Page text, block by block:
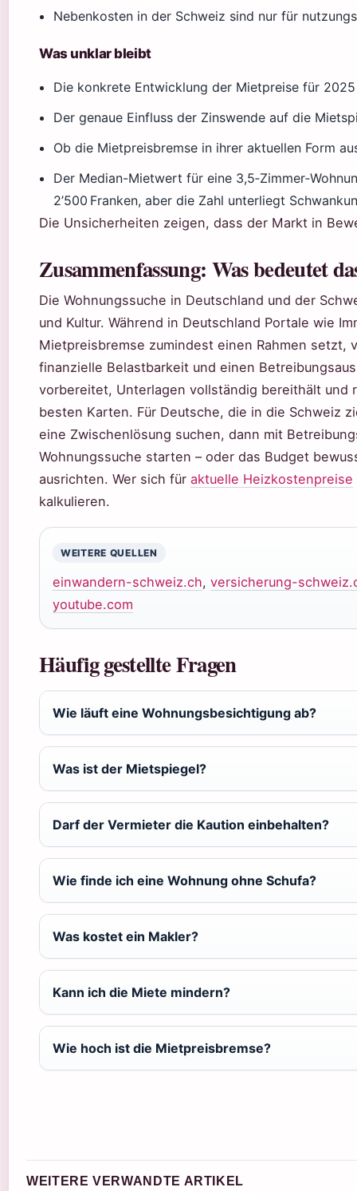
Nebenkosten in der Schweiz sind nur für
Was unklar bleibt
Die konkrete Entwicklung der Mietpreise für
Der genaue Einfluss der Zinswende auf die
Ob die Mietpreisbremse in ihrer aktuellen Form
Der Median-Mietwert für eine
2’500 Franken, aber die Zahl unterliegt
Die Unsicherheiten zeigen, dass der Markt in
Zusammenfassung: Was bedeutet
Die Wohnungssuche in Deutschland und der
und Kultur. Während in Deutschland Portale wie
Mietpreisbremse zumindest einen Rahmen setzt,
finanzielle Belastbarkeit und einen
vorbereitet, Unterlagen vollständig bereithält und
besten Karten. Für Deutsche, die in die Schweiz
eine Zwischenlösung suchen, dann mit
Wohnungssuche starten – oder das Budget
ausrichten. Wer sich für aktuelle Heizkostenpreise
kalkulieren.
WEITERE QUELLEN
einwandern-schweiz.ch, versicherung-
youtube.com
Häufig gestellte Fragen
Wie läuft eine Wohnungsbesichtigung ab?
Was ist der Mietspiegel?
Darf der Vermieter die Kaution einbehalten?
Wie finde ich eine Wohnung ohne Schufa?
Was kostet ein Makler?
Kann ich die Miete mindern?
Wie hoch ist die Mietpreisbremse?
WEITERE VERWANDTE ARTIKEL